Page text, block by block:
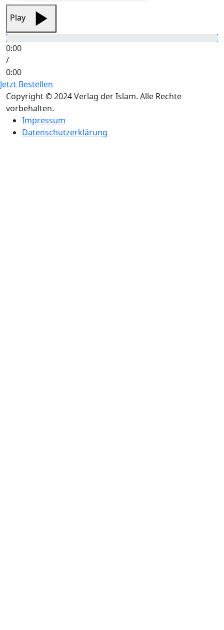
Play
0:00
/
0:00
Jetzt Bestellen
Copyright © 2024 Verlag der Islam. Alle Rechte
vorbehalten.
Impressum
Datenschutzerklärung